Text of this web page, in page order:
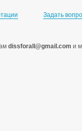
Задать
dissforall@gmail.com и